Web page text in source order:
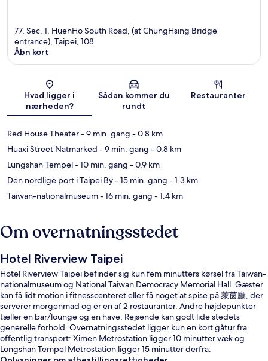
77, Sec. 1, HuenHo South Road, (at ChungHsing Bridge
entrance), Taipei, 108
Åbn kort
Hvad ligger i
nærheden?
Sådan kommer du
rundt
Restauranter
Red House Theater- 9 min. gang - 0.8 km
Huaxi Street Natmarked - 9 min. gang - 0.8 km
Lungshan Tempel- 10 min. gang - 0.9 km
Den nordlige port i Taipei By- 15 min. gang - 1.3 km
Taiwan-nationalmuseum- 16 min. gang - 1.4 km
Om overnatningsstedet
Hotel Riverview Taipei
Hotel Riverview Taipei befinder sig kun fem minutters kørsel fra Taiwan-
nationalmuseum og National Taiwan Democracy Memorial Hall. Gæster
kan få lidt motion i fitnesscenteret eller få noget at spise på 萊茵廳, der
serverer morgenmad og er en af 2 restauranter. Andre højdepunkter
tæller en bar/lounge og en have. Rejsende kan godt lide stedets
generelle forhold. Overnatningsstedet ligger kun en kort gåtur fra
offentlig transport: Ximen Metrostation ligger 10 minutter væk og
Longshan Tempel Metrostation ligger 15 minutter derfra.